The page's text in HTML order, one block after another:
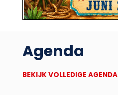
Agenda
BEKIJK VOLLEDIGE AGENDA